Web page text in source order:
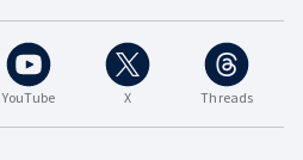
YouTube X Threads